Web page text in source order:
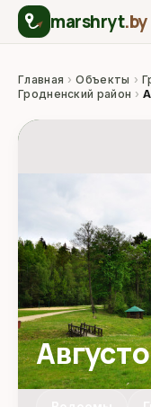
marshryt.by
Главная › Объекты ›
Гродненский район ›